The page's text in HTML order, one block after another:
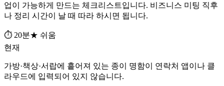
업이 가능하게 만드는 체크리스트입니다. 비즈니스 미팅 직후
나 정리 시간이 날 때 따라 하시면 됩니다.
⏱ 20분★ 쉬움
현재
가방·책상·서랍에 흩어져 있는 종이 명함이 연락처 앱이나 클
라우드에 입력되어 있지 않습니다.